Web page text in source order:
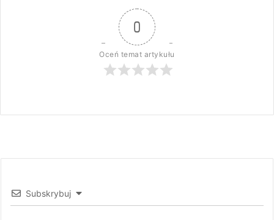
0
Oceń temat artykułu
Subskrybuj